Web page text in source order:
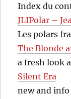
Index du
JLIPolar –
Les polars
The Blonde
a fresh look
Silent Era
new and